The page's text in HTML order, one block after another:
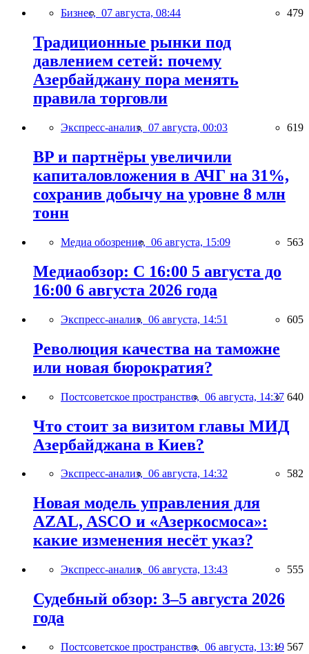
Бизнес, 07 августа, 08:44 479
Традиционные рынки под
давлением сетей: почему
Азербайджану пора менять
правила торговли
Экспресс-анализ, 07 августа, 00:03 619
BP и партнёры увеличили
капиталовложения в АЧГ на 31%,
сохранив добычу на уровне 8 млн
тонн
Медиа обозрение, 06 августа, 15:09 563
Медиаобзор: С 16:00 5 августа до
16:00 6 августа 2026 года
Экспресс-анализ, 06 августа, 14:51 605
Революция качества на таможне
или новая бюрократия?
Постсоветское пространство, 06 августа, 14:37 640
Что стоит за визитом главы МИД
Азербайджана в Киев?
Экспресс-анализ, 06 августа, 14:32 582
Новая модель управления для
AZAL, ASCO и «Азеркосмоса»:
какие изменения несёт указ?
Экспресс-анализ, 06 августа, 13:43 555
Судебный обзор: 3–5 августа 2026
года
Постсоветское пространство, 06 августа, 13:19 567